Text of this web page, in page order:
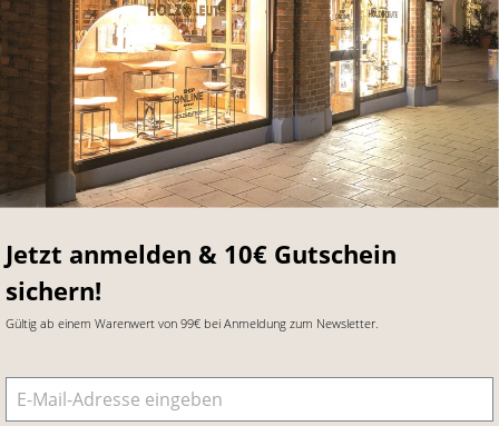
Jetzt anmelden & 10€ Gutschein
sichern!
Gültig ab einem Warenwert von 99€ bei Anmeldung zum Newsletter.
E-Mail-Adresse